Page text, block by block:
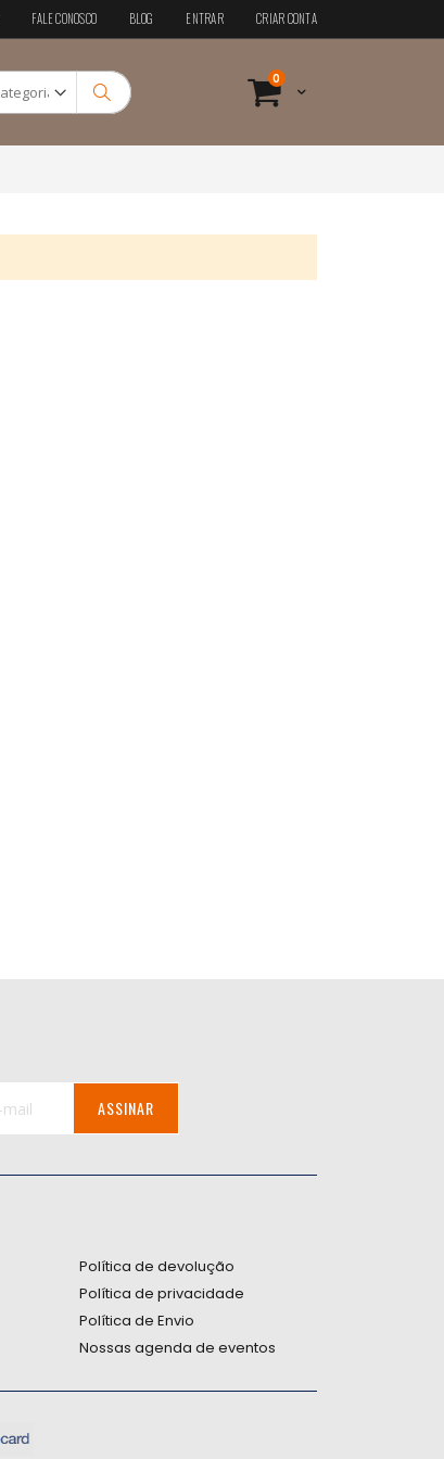
FALE CONOSCO BLOG ENTRAR CRIAR CONTA
Cart
0 itens
Pesquisa
ASSINAR
Política de devolução
Política de privacidade
Política de Envio
Nossas agenda de eventos